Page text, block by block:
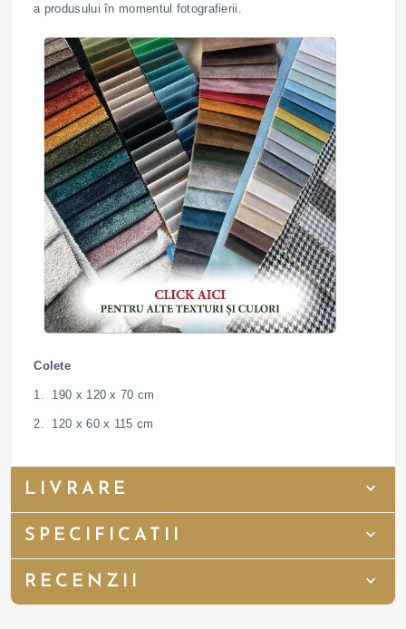
a produsului în momentul fotografierii.
Colete
1. 190 x 120 x 70 cm
2. 120 x 60 x 115 cm
LIVRARE
SPECIFICATII
RECENZII